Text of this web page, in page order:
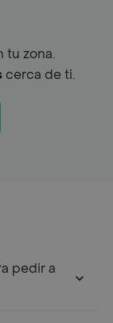
tu zona.
cerca de ti.
pedir a